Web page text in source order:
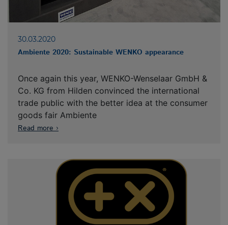
30.03.2020
Ambiente 2020: Sustainable WENKO appearance
Once again this year, WENKO-Wenselaar GmbH &
Co. KG from Hilden convinced the international
trade public with the better idea at the consumer
goods fair Ambiente
Read more